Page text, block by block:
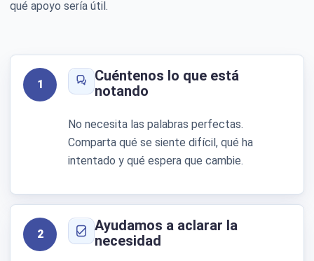
qué apoyo sería útil.
1
Cuéntenos lo que está
notando
No necesita las palabras perfectas.
Comparta qué se siente difícil, qué ha
intentado y qué espera que cambie.
2
Ayudamos a aclarar la
necesidad